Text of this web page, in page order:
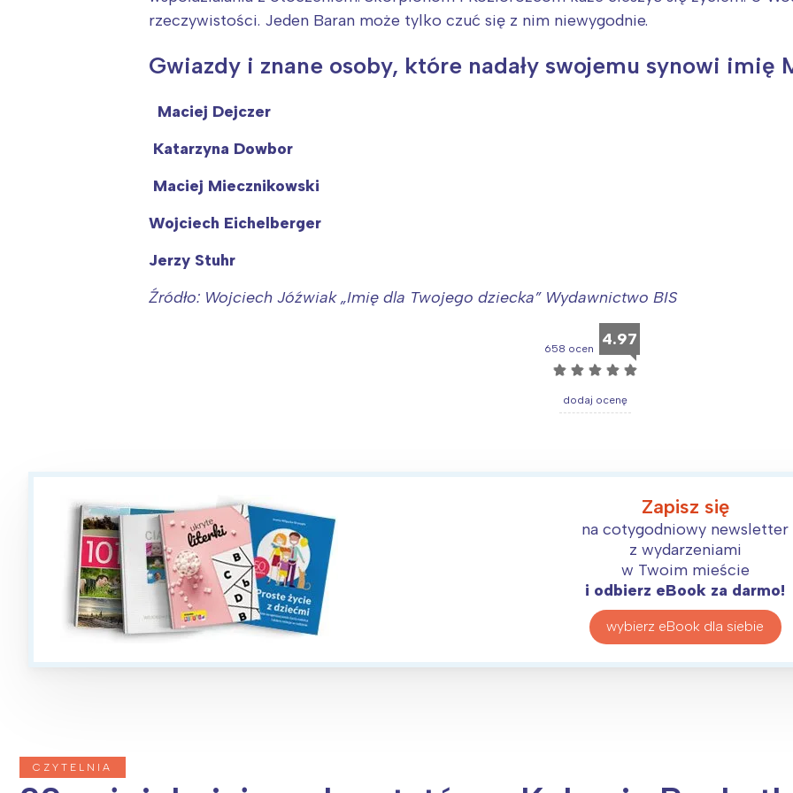
rzeczywistości. Jeden Baran może tylko czuć się z nim niewygodnie.
Gwiazdy i znane osoby, które nadały swojemu synowi imię
Maciej Dejczer
Katarzyna Dowbor
Maciej Miecznikowski
Wojciech Eichelberger
Jerzy Stuhr
Źródło: Wojciech Jóźwiak „Imię dla Twojego dziecka” Wydawnictwo BIS
658 ocen 4.97
☆ ☆ ☆ ☆ ☆
dodaj ocenę
Zapisz się
na cotygodniowy newsletter
z wydarzeniami
w Twoim mieście
i odbierz eBook za darmo!
wybierz eBook dla siebie
CZYTELNIA